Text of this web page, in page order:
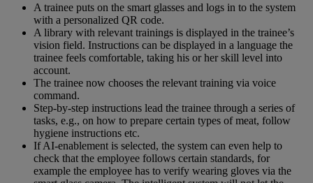
A trainee puts on the smart glasses and logs in to the system
with a personalized QR code.
A library with relevant trainings is displayed in the trainee’s
vision field. Instructions can be displayed in a language the
trainee feels comfortable, taking his or her skill level into
account.
The trainee now chooses the relevant training via voice
command.
Step-by-step instructions lead the trainee through a series of
tasks, e.g., on how to prepare certain types of meat, follow
hygiene instructions etc.
If AI-enablement is selected, the system can even help to
check that the employee follows certain standards, for
example the employee has to verify wearing gloves via the